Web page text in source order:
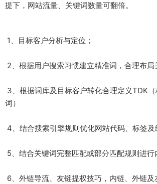
提下，网站流量、关键词数量可翻倍。
1、目标客户分析与定位；
2、根据用户搜索习惯建立精准词，合理布局
3、根据词库及目标客户转化合理定义TDK
词）
4、结合搜索引擎规则优化网站代码、标签及
5、结合关键词完整匹配或部分匹配规则进行
6、外链导流、友链提权技巧，内链、外链及